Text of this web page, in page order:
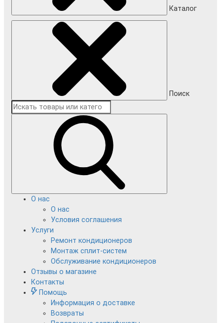
Каталог
Поиск
О нас
О нас
Условия соглашения
Услуги
Ремонт кондиционеров
Монтаж сплит-систем
Обслуживание кондиционеров
Отзывы о магазине
Контакты
Помощь
Информация о доставке
Возвраты